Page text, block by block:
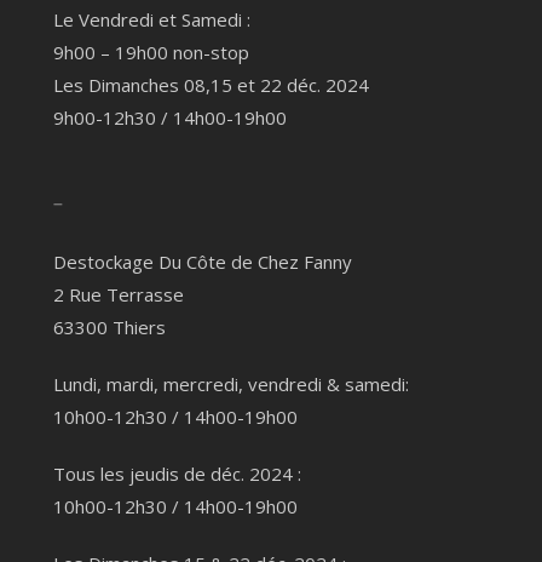
Le Vendredi et Samedi :
9h00 – 19h00 non-stop
Les Dimanches 08,15 et 22 déc. 2024
9h00-12h30 / 14h00-19h00
–
Destockage Du Côte de Chez Fanny
2 Rue Terrasse
63300 Thiers
Lundi, mardi, mercredi, vendredi & samedi:
10h00-12h30 / 14h00-19h00
Tous les jeudis de déc. 2024 :
10h00-12h30 / 14h00-19h00